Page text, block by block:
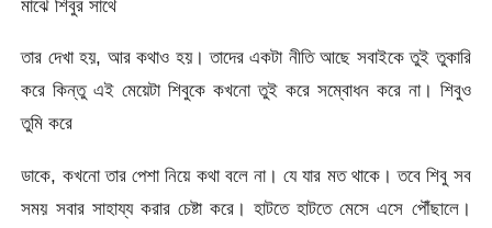
মাঝে শিবুর সাথে
তার দেখা হয়, আর কথাও হয়। তাদের একটা নীতি আছে সবাইকে তুই তুকারি
করে কিন্তু এই মেয়েটা শিবুকে কখনো তুই করে সম্বোধন করে না। শিবুও
তুমি করে
ডাকে, কখনো তার পেশা নিয়ে কথা বলে না। যে যার মত থাকে। তবে শিবু সব
সময় সবার সাহায্য করার চেষ্টা করে। হাটতে হাটতে মেসে এসে পৌঁছালে।